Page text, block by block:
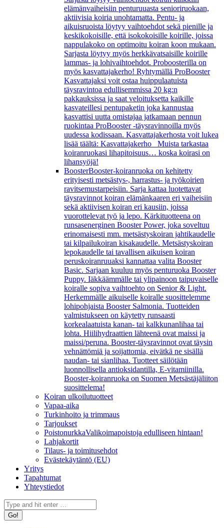
elämänvaiheisiin penturuuasta senioriruokaan,
aktiivisia koiria unohtamatta. Pentu- ja
aikuisruoista löytyy vaihtoehdot sekä pienille ja
keskikokoisille, että isokokoisille koirille, joissa
nappulakoko on optimoitu koiran koon mukaan.
Sarjasta löytyy myös herkkävatsaisille koirille
lammas- ja lohivaihtoehdot. Proboosterilla on
myös kasvattajakerho! Ryhtymällä ProBooster
Kasvattajaksi voit ostaa huippulaatuista
täysravintoa edullisemmissa 20 kg:n
pakkauksissa ja saat veloituksetta kaikille
kasvateillesi pentupaketin joka kannustaa
kasvattisi uutta omistajaa jatkamaan pennun
ruokintaa ProBooster -täysravinnoilla myös
uudessa kodissaan. Kasvattajakerhosta voit lukea
lisää täältä: Kasvattajakerho Muista tarkastaa
koiranruokasi lihapitoisuus… koska koirasi on
lihansyöjä!
BoosterBooster-koiranruoka on kehitetty
erityisesti metsästys-, harrastus- ja työkoirien
ravitsemustarpeisiin. Sarja kattaa luotettavat
täysravinnot koiran elämänkaaren eri vaiheisiin
sekä aktiivisen koiran eri kausiin, joissa
vuorottelevat työ ja lepo. Kärkituotteena on
runsasenerginen Booster Power, joka soveltuu
erinomaisesti mm. metsästyskoiran jahtikaudelle
tai kilpailukoiran kisakaudelle. Metsästyskoiran
lepokaudelle tai tavallisen aikuisen koiran
peruskoiranruuaksi kannattaa valita Booster
Basic. Sarjaan kuuluu myös penturuoka Booster
Puppy. Iäkkäämmälle tai ylipainoon taipuvaiselle
koiralle sopiva vaihtoehto on Senior & Light.
Herkemmälle aikuiselle koiralle suosittelemme
lohipohjaista Booster Salmonia. Tuotteiden
valmistukseen on käytetty runsaasti
korkealaatuista kanan- tai kalkkunanlihaa tai
lohta. Hiilihydraattien lähteenä ovat maissi ja
maissi/peruna. Booster-täysravinnot ovat täysin
vehnättömiä ja soijattomia, eivätkä ne sisällä
naudan- tai sianlihaa. Tuotteet säilötään
luonnollisella antioksidantilla, E-vitamiinilla.
Booster-koiranruoka on Suomen Metsästäjäliiton
suosittelema!
Koiran ulkoilutuotteet
Vapaa-aika
Turkinhoito ja trimmaus
Tarjoukset
PoistonurkkaValikoimapoistoja edulliseen hintaan!
Lahjakortit
Tilaus- ja toimitusehdot
Evästekäytäntö (EU)
Yritys
Tapahtumat
Yhteystiedot
Search: